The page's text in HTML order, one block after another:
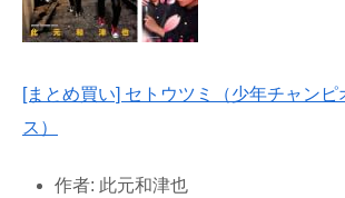
[まとめ買い] セトウツミ（少年チャンピ
ス）
作者: 此元和津也